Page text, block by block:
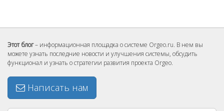
Этот блог– информационная площадка о системе Orgeo.ru. В нем вы
можете узнать последние новости и улучшения системы, обсудить
функционал и узнать о стратегии развития проекта Orgeo.
Написать нам